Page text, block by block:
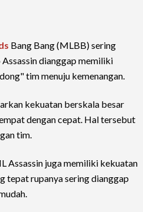
Bang Bang (MLBB) sering
Assassin dianggap memiliki
tim menuju kemenangan.
kekuatan berskala besar
dengan cepat. Hal tersebut
tim.
Assassin juga memiliki kekuatan
tepat rupanya sering dianggap